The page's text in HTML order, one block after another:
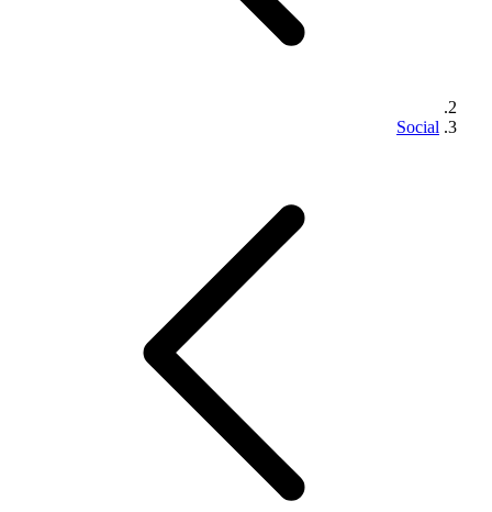
Social